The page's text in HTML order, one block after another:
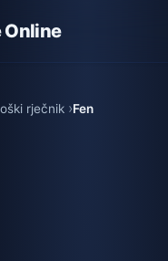
Online
rječnik Fen